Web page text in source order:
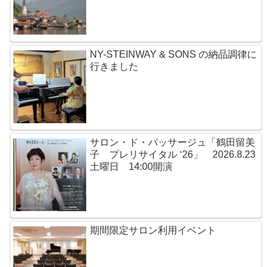
NY-STEINWAY & SONS の納品調律に
行きました
サロン・ド・パッサージュ「鶴田留美
子 プレリサイタル ‘26」 2026.8.23
土曜日 14:00開演
期間限定サロン利用イベント